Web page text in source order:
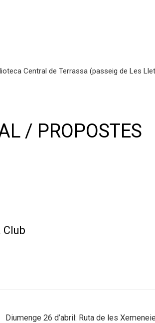
Central de Terrassa (passeig de Les
/ PROPOSTES
Club
Diumenge 26 d’abril: Ruta de les